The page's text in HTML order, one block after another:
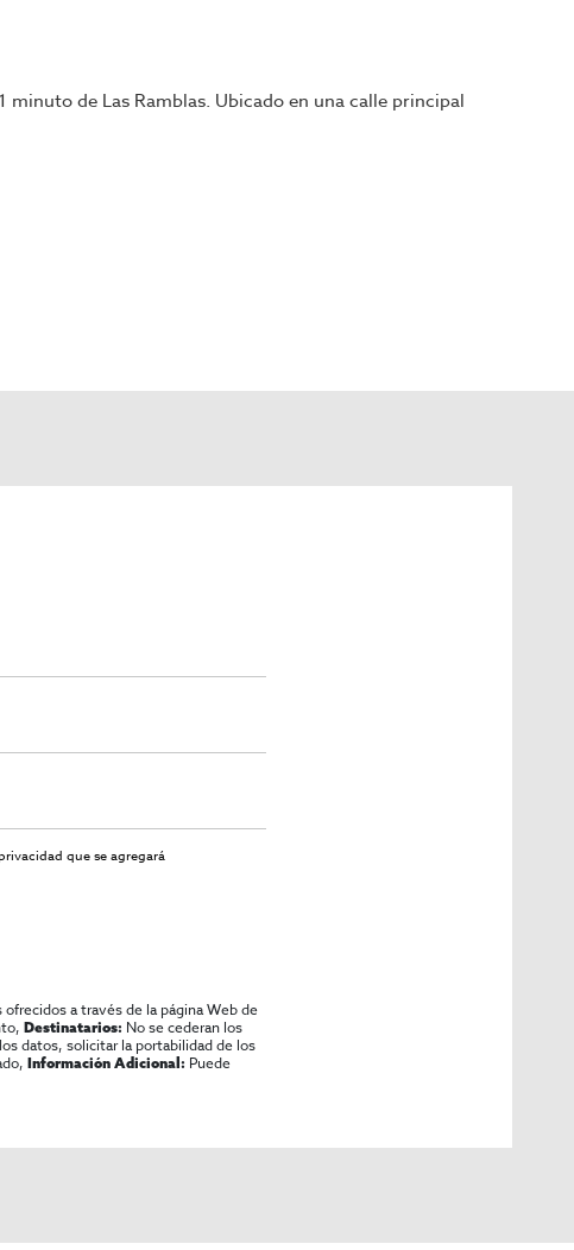
minuto de Las Ramblas. Ubicado en una calle principal
que se agregará
a través de la página Web de
Destinatarios: No se cederan los
datos, solicitar la portabilidad de los
Información Adicional: Puede